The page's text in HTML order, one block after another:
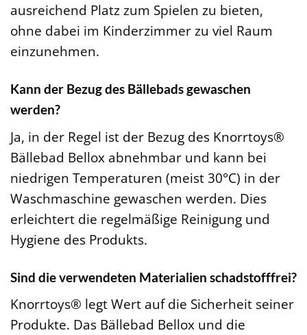
ausreichend Platz zum Spielen zu bieten,
ohne dabei im Kinderzimmer zu viel Raum
einzunehmen.
Kann der Bezug des Bällebads gewaschen
werden?
Ja, in der Regel ist der Bezug des Knorrtoys®
Bällebad Bellox abnehmbar und kann bei
niedrigen Temperaturen (meist 30°C) in der
Waschmaschine gewaschen werden. Dies
erleichtert die regelmäßige Reinigung und
Hygiene des Produkts.
Sind die verwendeten Materialien schadstofffrei?
Knorrtoys® legt Wert auf die Sicherheit seiner
Produkte. Das Bällebad Bellox und die